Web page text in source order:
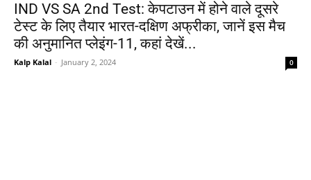
IND VS SA 2nd Test: केपटाउन में होने वाले दूसरे
टेस्ट के लिए तैयार भारत-दक्षिण अफ्रीका, जानें इस मैच
की अनुमानित प्लेइंग-11, कहां देखें...
Kalp Kalal - January 2, 2024 0